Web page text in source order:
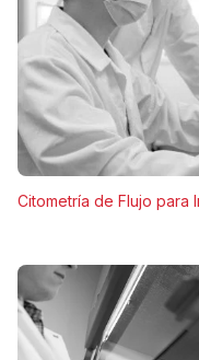
Citometría de Flujo para